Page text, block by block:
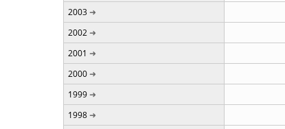
2003
2002
2001
2000
1999
1998